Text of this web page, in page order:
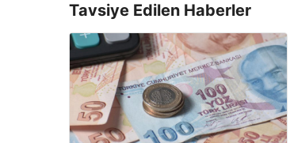
Tavsiye Edilen Haberler